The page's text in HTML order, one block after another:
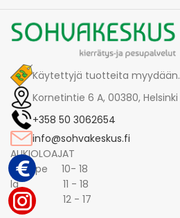
Käytettyjä tuotteita myydään.
Kornetintie 6 A, 00380, Helsinki
+358 50 3062654
info@sohvakeskus.fi
AUKIOLOAJAT
ma -pe 10- 18
la 11 - 18
su 12 - 17